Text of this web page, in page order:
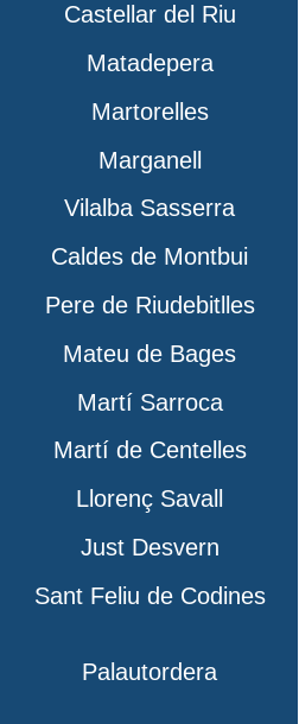
Castellar del Riu
Matadepera
Martorelles
Marganell
Vilalba Sasserra
Caldes de Montbui
Pere de Riudebitlles
Mateu de Bages
Martí Sarroca
Martí de Centelles
Llorenç Savall
Just Desvern
Sant Feliu de Codines
Palautordera